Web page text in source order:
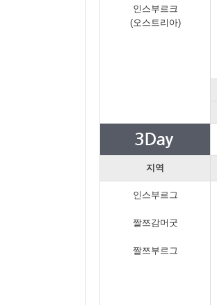
인스부르크
(오스트리아)
지역
인스부르그
짤쯔감머굿
짤쯔부르그